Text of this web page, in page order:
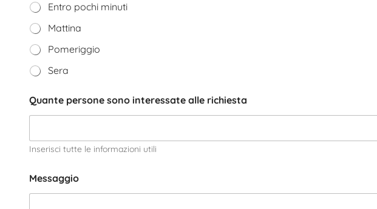
Entro pochi minuti
Mattina
Pomeriggio
Sera
Quante persone sono interessate alle richiesta
Inserisci tutte le informazioni utili
Messaggio